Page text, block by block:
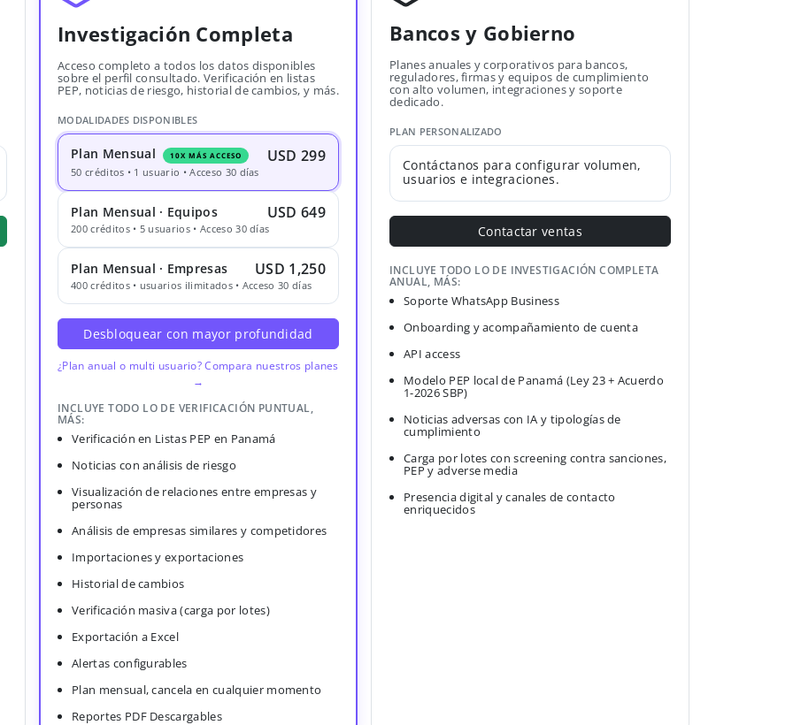
Investigación Completa
Acceso completo a todos los datos disponibles
sobre el perfil consultado. Verificación en listas
PEP, noticias de riesgo, historial de cambios, y más.
MODALIDADES DISPONIBLES
Plan Mensual 10X MÁS ACCESO USD 299
50 créditos • 1 usuario • Acceso 30 días
Plan Mensual · Equipos USD 649
200 créditos • 5 usuarios • Acceso 30 días
Plan Mensual · Empresas USD 1,250
400 créditos • usuarios ilimitados • Acceso 30 días
Desbloquear con mayor profundidad
¿Plan anual o multi usuario? Compara nuestros planes
→
INCLUYE TODO LO DE VERIFICACIÓN PUNTUAL,
MÁS:
Verificación en Listas PEP en Panamá
Noticias con análisis de riesgo
Visualización de relaciones entre empresas y
personas
Análisis de empresas similares y competidores
Importaciones y exportaciones
Historial de cambios
Verificación masiva (carga por lotes)
Exportación a Excel
Alertas configurables
Plan mensual, cancela en cualquier momento
Reportes PDF Descargables
Bancos y Gobierno
Planes anuales y corporativos para bancos,
reguladores, firmas y equipos de cumplimiento
con alto volumen, integraciones y soporte
dedicado.
PLAN PERSONALIZADO
Contáctanos para configurar volumen,
usuarios e integraciones.
Contactar ventas
INCLUYE TODO LO DE INVESTIGACIÓN COMPLETA
ANUAL, MÁS:
Soporte WhatsApp Business
Onboarding y acompañamiento de cuenta
API access
Modelo PEP local de Panamá (Ley 23 + Acuerdo
1-2026 SBP)
Noticias adversas con IA y tipologías de
cumplimiento
Carga por lotes con screening contra sanciones,
PEP y adverse media
Presencia digital y canales de contacto
enriquecidos